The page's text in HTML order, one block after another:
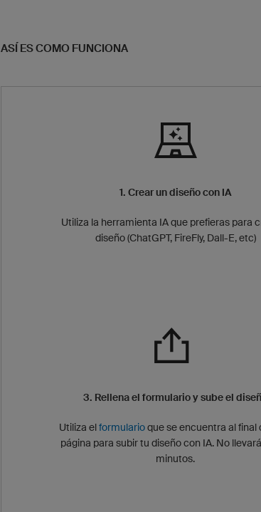
ASÍ ES COMO FUNCIONA
1. Crear un diseño con IA
Utiliza la herramienta IA que prefieras para
diseño (ChatGPT, FireFly, Dall-E, etc)
3. Rellena el formulario y sube el
Utiliza elformularioque se encuentra al final
página para subir tu diseño con IA. No
minutos.